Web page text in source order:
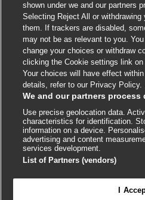
External
link
opens
in
a
new
window
External
link
opens
in
a
new
window
External
link
opens
in
a
new
window
External
link
opens
in
a
new
window
link
opens
in
a
new
© BMJ Publishing Group 2026
ISSN 2515-9615
shown under we and our partners
Selecting Reject All or
them. If trackers are disabled,
may not be as relevant to you.
change your choices or withdraw
clicking the Cookie settings link
Your choices will have effect
details, refer to our Privacy Policy.
We and our partners process
Use precise geolocation data.
characteristics for identification.
information on a device.
advertising and content
services development.
List of Partners (vendors)
I